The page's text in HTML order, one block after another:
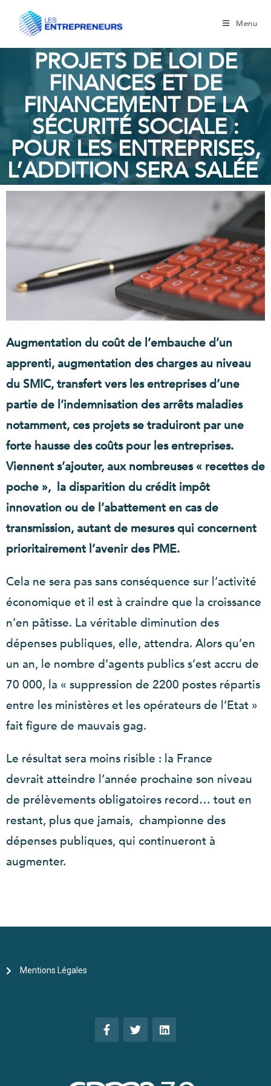
Menu
PROJETS DE LOI DE
FINANCES ET DE
FINANCEMENT DE LA
SÉCURITÉ SOCIALE :
POUR LES ENTREPRISES,
L’ADDITION SERA SALÉE
Augmentation du coût de l’embauche d’un
apprenti, augmentation des charges au niveau
du SMIC, transfert vers les entreprises d’une
partie de l’indemnisation des arrêts maladies
notamment, ces projets se traduiront par une
forte hausse des coûts pour les entreprises.
Viennent s’ajouter, aux nombreuses « recettes de
poche », la disparition du crédit impôt
innovation ou de l’abattement en cas de
transmission, autant de mesures qui concernent
prioritairement l’avenir des PME.
Cela ne sera pas sans conséquence sur l’activité
économique et il est à craindre que la croissance
n’en pâtisse. La véritable diminution des
dépenses publiques, elle, attendra. Alors qu’en
un an, le nombre d’agents publics s’est accru de
70 000, la « suppression de 2200 postes répartis
entre les ministères et les opérateurs de l’Etat »
fait figure de mauvais gag.
Le résultat sera moins risible : la France
devrait atteindre l’année prochaine son niveau
de prélèvements obligatoires record… tout en
restant, plus que jamais, championne des
dépenses publiques, qui continueront à
augmenter.
Mentions Légales